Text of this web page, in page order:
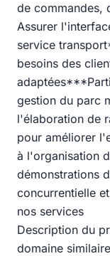
de commandes,
Assurer
service
besoins des
gestion du parc
l'élaboration de
pour améliorer
à l'organisation
démonstrations
concurrentielle
nos services
Description du
domaine